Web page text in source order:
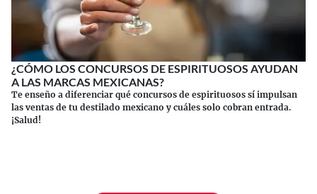
¿CÓMO LOS CONCURSOS DE ESPIRITUOSOS AYUDAN
A LAS MARCAS MEXICANAS?
Te enseño a diferenciar qué concursos de espirituosos sí impulsan
las ventas de tu destilado mexicano y cuáles solo cobran entrada.
¡Salud!